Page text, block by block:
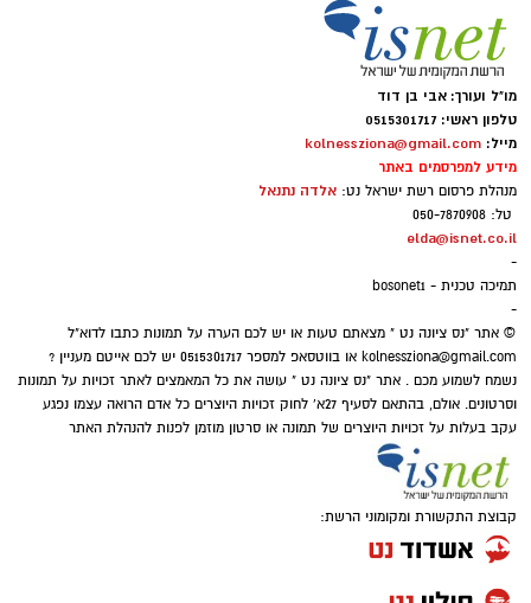
מו"ל ועורך: אבי בן דוד
טלפון ראשי: 0515301717
מייל: kolnessziona@gmail.com
מידע למפרסמים באתר
מנהלת פרסום רשת ישראל נט: אלדה נתנאל
טל: 050-7870908
elda@isnet.co.il
-
תמיכה טכנית - bosonet1
-
© אתר "נס ציונה נט " מצאתם טעות או יש לכם הערה על תמונות כתבו לדוא"ל
kolnessziona@gmail.com
או בווטסאפ למספר 0515301717 יש לכם אייטם מעניין ?
נשמח לשמוע מכם . אתר "נס ציונה נט " עושה את כל המאמצים לאתר זכויות על תמונות
וסרטונים. אולם, בהתאם לסעיף 27א' לחוק זכויות היוצרים כל אדם הרואה עצמו נפגע
עקב בעלות על זכויות היוצרים של תמונה או סרטון מוזמן לפנות להנהלת האתר
קבוצת התקשורת ומקומוני הרשת: